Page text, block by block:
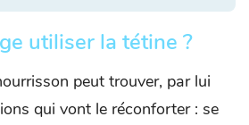
utiliser la tétine ?
peut trouver, par lui
qui vont le réconforter : se